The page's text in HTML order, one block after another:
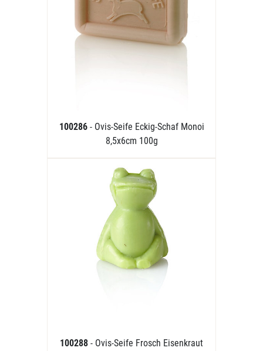
100286 - Ovis-Seife Eckig-Schaf Monoi
8,5x6cm 100g
100288 - Ovis-Seife Frosch Eisenkraut